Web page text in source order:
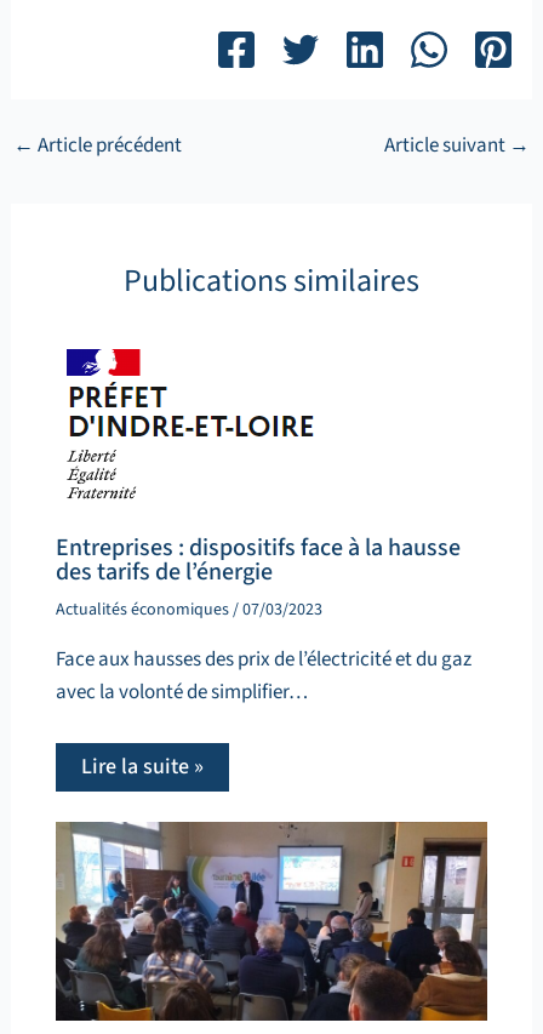
← Article précédent Article suivant →
Publications similaires
Entreprises : dispositifs face à la hausse
des tarifs de l’énergie
Actualités économiques/07/03/2023
Face aux hausses des prix de l’électricité et du gaz
avec la volonté de simplifier…
Lire la suite »